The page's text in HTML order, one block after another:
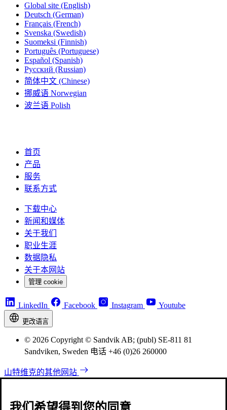
Global site (English)
Deutsch (German)
Français (French)
Svenska (Swedish)
Suomeksi (Finnish)
Português (Portuguese)
Español (Spanish)
Русский (Russian)
简体中文 (Chinese)
挪威语 Norwegian
波兰语 Polish
首页
产品
服务
联系方式
下载中心
新闻和媒体
关于我们
职业生涯
数据隐私
关于本网站
管理 cookie
LinkedIn Facebook Instagram Youtube
更改语言
© 2026 Copyright © Sandvik AB; (publ) SE-811 81
Sandviken, Sweden 电话 +46 (0)26 260000
山特维克的其他网站
我们希望得到您的同意